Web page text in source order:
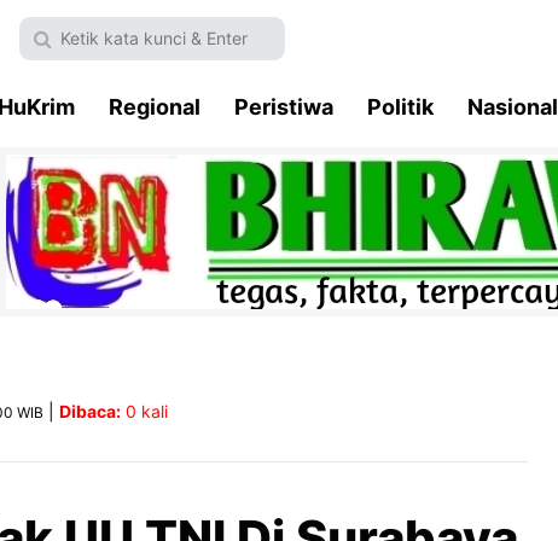
HuKrim Regional Peristiwa Politik Nasional
WIB Dibaca: 0 kali